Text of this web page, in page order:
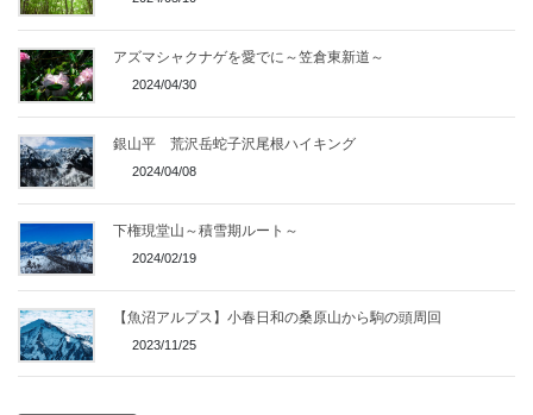
アズマシャクナゲを愛でに～笠倉東新道～
2024/04/30
銀山平 荒沢岳蛇子沢尾根ハイキング
2024/04/08
下権現堂山～積雪期ルート～
2024/02/19
【魚沼アルプス】小春日和の桑原山から駒の頭周回
2023/11/25